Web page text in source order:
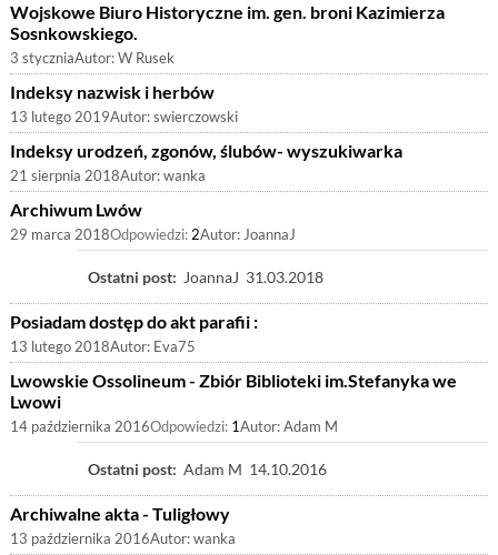
Wojskowe Biuro Historyczne im. gen. broni Kazimierza
Sosnkowskiego.
3 styczniaAutor:W Rusek
Indeksy nazwisk i herbów
13 lutego 2019Autor:swierczowski
Indeksy urodzeń, zgonów, ślubów- wyszukiwarka
21 sierpnia 2018Autor:wanka
Archiwum Lwów
29 marca 2018Odpowiedzi: 2Autor: JoannaJ
Ostatni post: JoannaJ 31.03.2018
Posiadam dostęp do akt parafii :
13 lutego 2018Autor: Eva75
Lwowskie Ossolineum - Zbiór Biblioteki im.Stefanyka we
Lwowi
14 października 2016Odpowiedzi: 1Autor:Adam M
Ostatni post: Adam M 14.10.2016
Archiwalne akta - Tuligłowy
13 października 2016Autor:wanka